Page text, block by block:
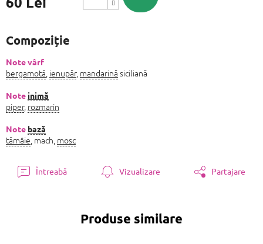
Compoziție
Note vârf
bergamotă ienupăr, mandarină siciliană
Note inimă
piper, rozmarin
Note bază
tămâie , mach, mosc
Întreabă Vizualizare Partajare
Produse similare